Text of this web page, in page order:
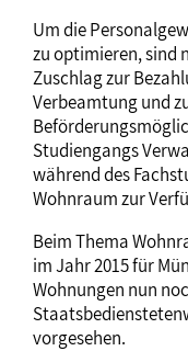
Um die
zu optimieren, sind
Zuschlag zur
Verbeamtung und
Studiengangs
während des
Wohnraum zur
Beim Thema
im Jahr 2015 für
Wohnungen nun
vorgesehen.